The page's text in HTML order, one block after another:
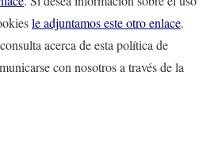
le adjuntamos este otro enlace.
acerca de esta política de
con nosotros a través de la